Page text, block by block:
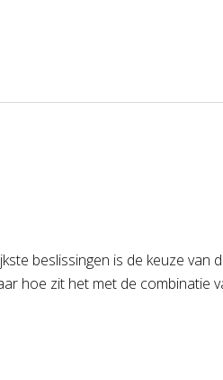
beslissingen is de keuze van
hoe zit het met de combinatie